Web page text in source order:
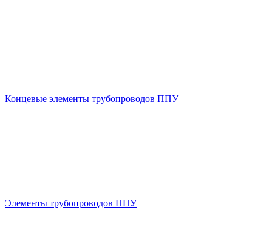
Концевые элементы трубопроводов ППУ
Элементы трубопроводов ППУ